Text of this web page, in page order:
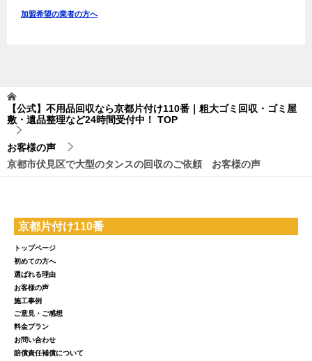
加盟希望の業者の方へ
【公式】不用品回収なら京都片付け110番｜粗大ゴミ回収・ゴミ屋
敷・遺品整理など24時間受付中！ TOP
お客様の声
京都市伏見区で大型のタンスの回収のご依頼 お客様の声
京都片付け110番
トップページ
初めての方へ
選ばれる理由
お客様の声
施工事例
ご意見・ご感想
料金プラン
お問い合わせ
賠償責任補償について